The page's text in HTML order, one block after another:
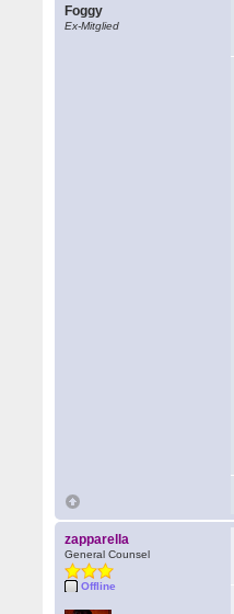
Foggy
Ex-Mitglied
zapparella
General Counsel
Offline